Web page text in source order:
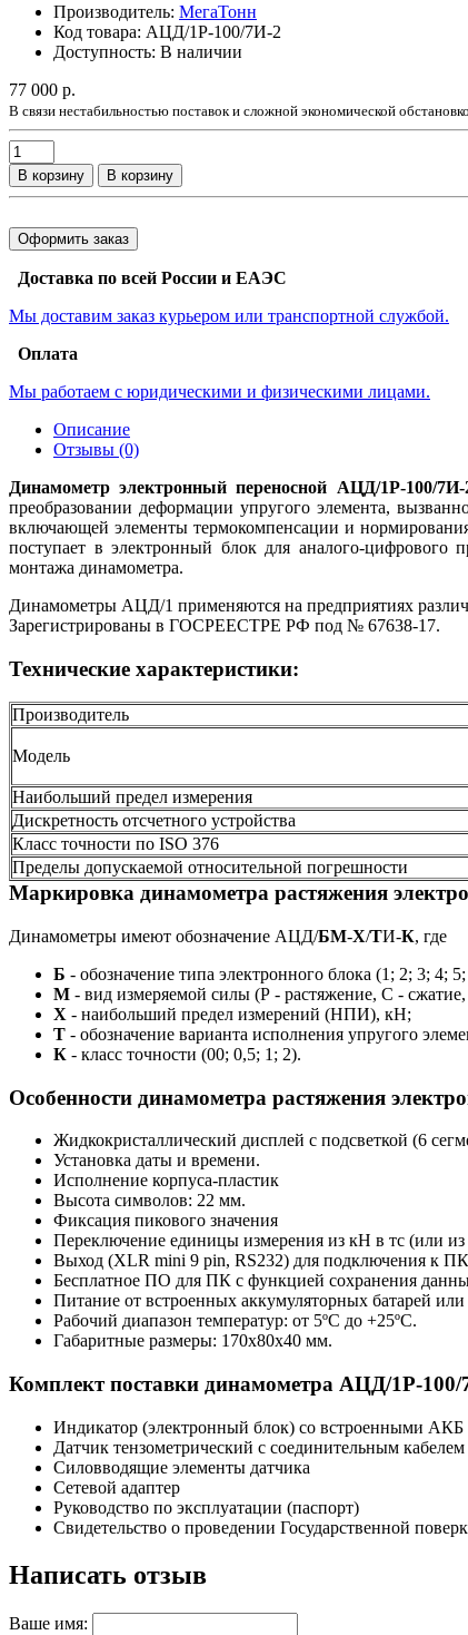
Производитель: МегаТонн
Код товара: АЦД/1Р-100/7И-2
Доступность: В наличии
77 000 р.
В связи нестабильностью поставок и сложной экономической
В корзину В корзину
Оформить заказ
Доставка по всей России и ЕАЭС
Мы доставим заказ курьером или транспортной службой.
Оплата
Мы работаем с юридическими и физическими лицами.
Описание
Отзывы (0)
Динамометр электронный переносной АЦД/1Р-100/7И-
преобразовании деформации упругого элемента,
включающей элементы термокомпенсации и
поступает в электронный блок для аналого-цифрового
монтажа динамометра.
Динамометры АЦД/1 применяются на предприятиях
Зарегистрированы в ГОСРЕЕСТРЕ РФ под № 67638-17.
Технические характеристики:
Производитель
Модель
Наибольший предел измерения
Дискретность отсчетного устройства
Класс точности по ISO 376
Пределы допускаемой относительной погрешности
Маркировка динамометра растяжения
Динамометры имеют обозначение АЦД/БМ-Х/ТИ-К, где
Б - обозначение типа электронного блока (1; 2; 3; 4;
М - вид измеряемой силы (Р - растяжение, C -
Х - наибольший предел измерений (НПИ), кН;
Т - обозначение варианта исполнения упругого
К - класс точности (00; 0,5; 1; 2).
Особенности динамометра растяжения
Жидкокристаллический дисплей с подсветкой (6
Установка даты и времени.
Исполнение корпуса-пластик
Высота символов: 22 мм.
Фиксация пикового значения
Переключение единицы измерения из кН в тс (или
Выход (XLR mini 9 pin, RS232) для подключения к ПК
Бесплатное ПО для ПК с функцией сохранения
Питание от встроенных аккумуляторных батарей или
Рабочий диапазон температур: от 5ºС до +25ºС.
Габаритные размеры: 170х80х40 мм.
Комплект поставки динамометра АЦД/1Р-
Индикатор (электронный блок) со встроенными АКБ
Датчик тензометрический с соединительным
Силовводящие элементы датчика
Сетевой адаптер
Руководство по эксплуатации (паспорт)
Свидетельство о проведении Государственной
Написать отзыв
Ваше имя: